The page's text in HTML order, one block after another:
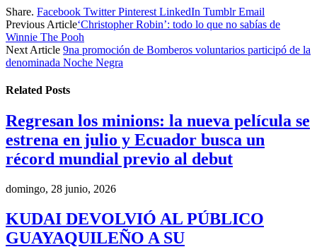
Share. Facebook Twitter Pinterest LinkedIn Tumblr Email
Previous Article‘Christopher Robin’: todo lo que no sabías de
Winnie The Pooh
Next Article 9na promoción de Bomberos voluntarios participó de la
denominada Noche Negra
Related Posts
Regresan los minions: la nueva película se
estrena en julio y Ecuador busca un
récord mundial previo al debut
domingo, 28 junio, 2026
KUDAI DEVOLVIÓ AL PÚBLICO
GUAYAQUILEÑO A SU